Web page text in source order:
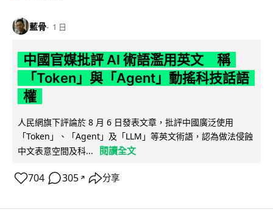
藍骨 1 日
中國官媒批評 AI 術語濫用英文 稱
「Token」與「Agent」動搖科技話語
權
人民網旗下評論於 8 月 6 日發表文章，批評中國廣泛使用
「Token」、「Agent」及「LLM」等英文術語，認為做法侵蝕
中文表意空間及科...
閱讀全文
704 305 ↗ 分享